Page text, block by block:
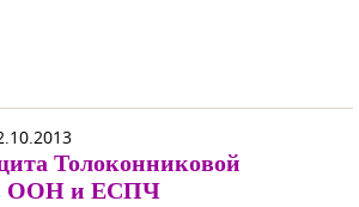
Толоконниковой
в ООН и ЕСПЧ